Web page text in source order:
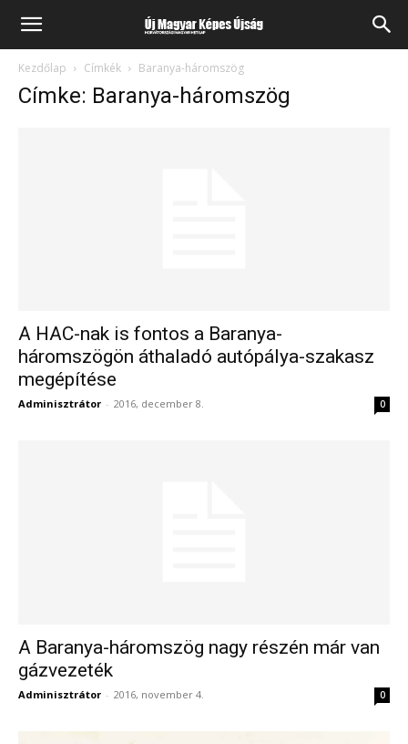
Kezdőlap Címkék Baranya-háromszög
Címke: Baranya-háromszög
A HAC-nak is fontos a Baranya-
háromszögön áthaladó autópálya-szakasz
megépítése
Adminisztrátor - 2016, december 8. 0
A Baranya-háromszög nagy részén már van
gázvezeték
Adminisztrátor - 2016, november 4. 0